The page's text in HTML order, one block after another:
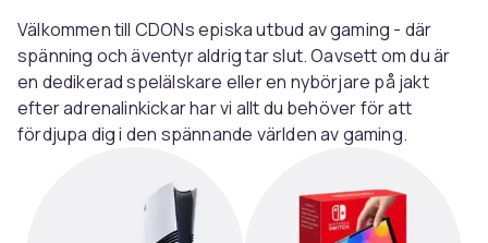
Välkommen till CDONs episka utbud av gaming - där
spänning och äventyr aldrig tar slut. Oavsett om du är
en dedikerad spelälskare eller en nybörjare på jakt
efter adrenalinkickar har vi allt du behöver för att
fördjupa dig i den spännande världen av gaming.